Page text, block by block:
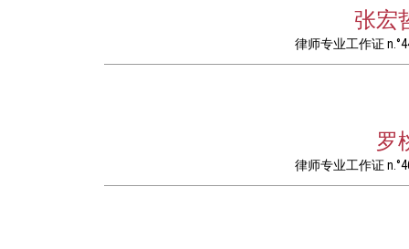
张宏
律师专业工作证
罗
律师专业工作证